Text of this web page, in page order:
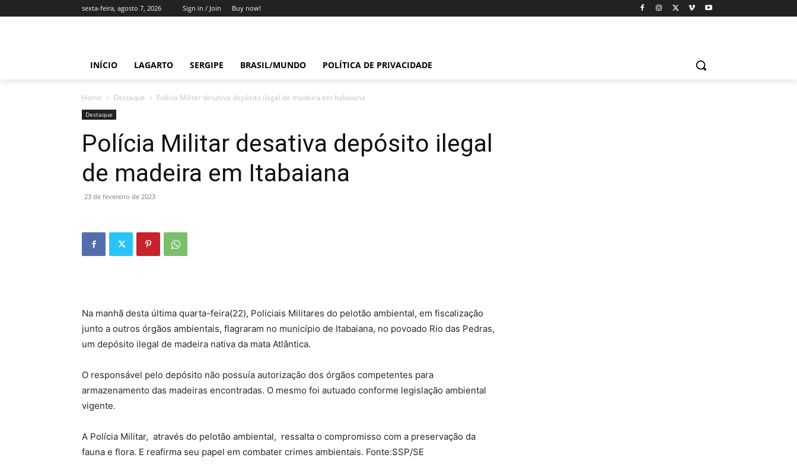
sexta-feira, agosto 7, 2026 Sign in / Join Buy now!
INÍCIO LAGARTO SERGIPE BRASIL/MUNDO POLÍTICA DE PRIVACIDADE
Home Destaque Polícia Militar desativa depósito ilegal de madeira em Itabaiana
Destaque
Polícia Militar desativa depósito ilegal
de madeira em Itabaiana
23 de fevereiro de 2023
Na manhã desta última quarta-feira(22), Policiais Militares do pelotão ambiental, em fiscalização
junto a outros órgãos ambientais, flagraram no município de Itabaiana, no povoado Rio das Pedras,
um depósito ilegal de madeira nativa da mata Atlântica.
O responsável pelo depósito não possuía autorização dos órgãos competentes para
armazenamento das madeiras encontradas. O mesmo foi autuado conforme legislação ambiental
vigente.
A Polícia Militar, através do pelotão ambiental, ressalta o compromisso com a preservação da
fauna e flora. E reafirma seu papel em combater crimes ambientais. Fonte:SSP/SE